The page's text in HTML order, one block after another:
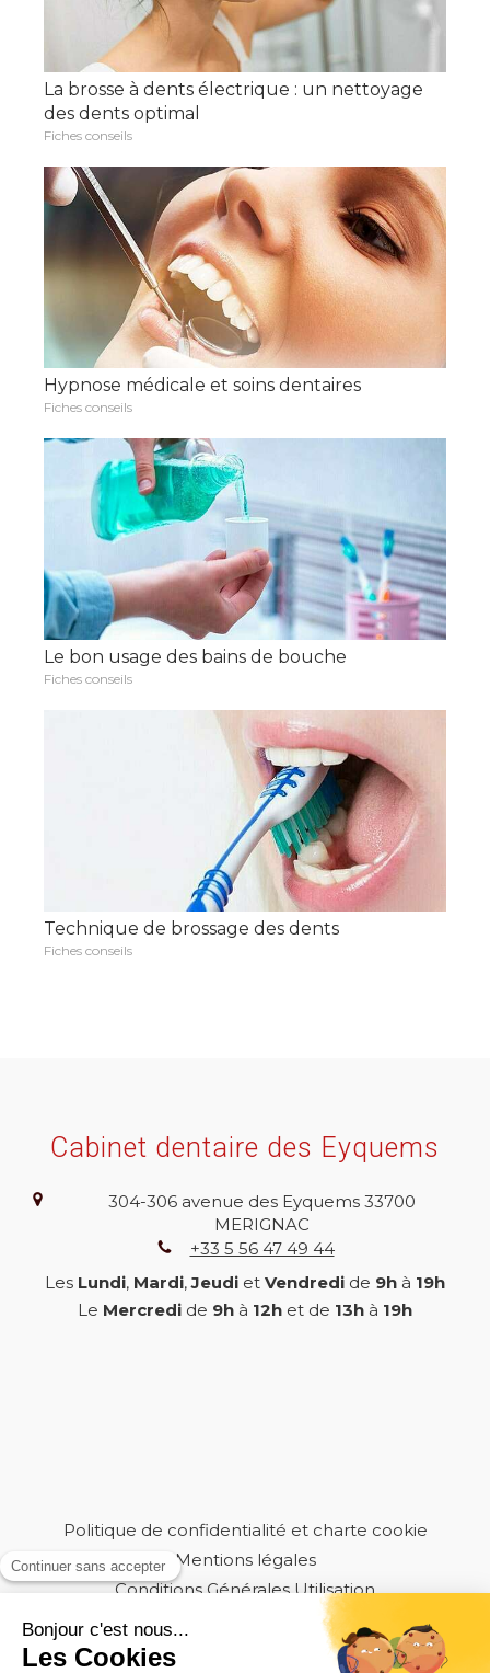
La brosse à dents électrique : un nettoyage
des dents optimal
Fiches conseils
Hypnose médicale et soins dentaires
Fiches conseils
Le bon usage des bains de bouche
Fiches conseils
Technique de brossage des dents
Fiches conseils
Cabinet dentaire des Eyquems
304-306 avenue des Eyquems 33700
MERIGNAC
+33 5 56 47 49 44
Les Lundi, Mardi,Jeudi et Vendredi de 9h à 19h
Le Mercredi de 9h à 12h et de 13h à 19h
Politique de confidentialité et charte cookie
Mentions légales
Conditions Générales Utilisation
Charte déontologique